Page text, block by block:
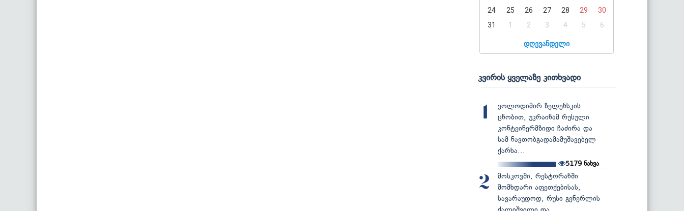
24
25 26 27 28 29
30
31
1 2 3 4 5 6
დღევანდელი
კვირის ყველაზე კითხვადი
1
ვოლოდიმირ ზელენსკის
ცნობით, უკრაინამ რუსული
კონტეინერმზიდი ჩაძირა და
სამ ნავთობგადამამუშავებელ
ქარხა...
5179 ნახვა
2
მოსკოვში, რესტორანში
მომხდარი აფეთქებისას,
სავარაუდოდ, რუსი გენერლის